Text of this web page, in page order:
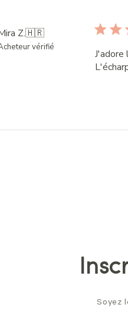
Z.🇭🇷
vérifié
J'adore
Soyez